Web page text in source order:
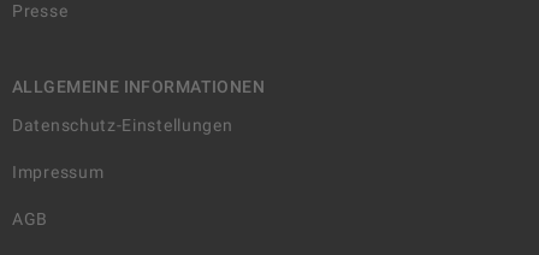
Presse
ALLGEMEINE INFORMATIONEN
Datenschutz-Einstellungen
Impressum
AGB